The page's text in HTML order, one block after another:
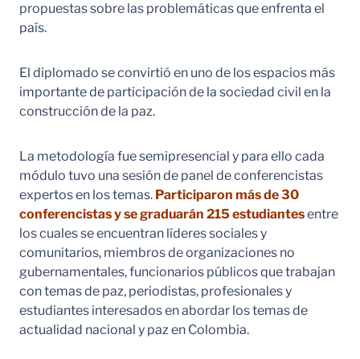
propuestas sobre las problemáticas que enfrenta el
país.
El diplomado se convirtió en uno de los espacios más
importante de participación de la sociedad civil en la
construcción de la paz.
La metodología fue semipresencial y para ello cada
módulo tuvo una sesión de panel de conferencistas
expertos en los temas. Participaron más de 30
conferencistas y se graduarán 215 estudiantesentre
los cuales se encuentran líderes sociales y
comunitarios, miembros de organizaciones no
gubernamentales, funcionarios públicos que trabajan
con temas de paz, periodistas, profesionales y
estudiantes interesados en abordar los temas de
actualidad nacional y paz en Colombia.